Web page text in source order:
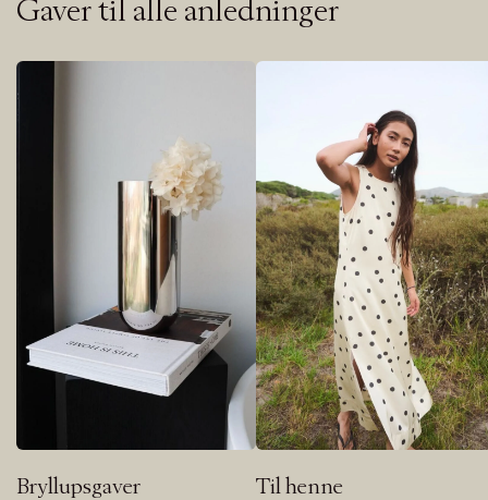
Gaver til alle anledninger
Bryllupsgaver Til henne